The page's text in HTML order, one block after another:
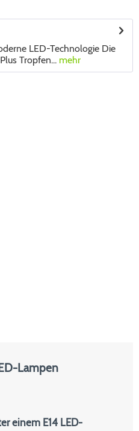
LED-Technologie Die
Tropfen... mehr
Lampen
einem E14 LED-